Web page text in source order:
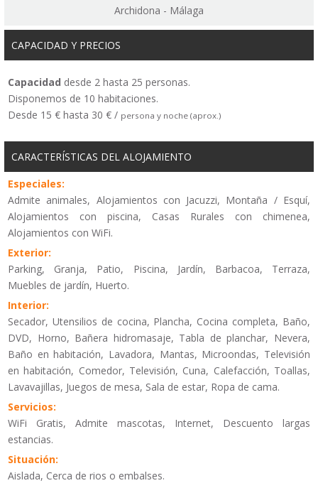
Archidona - Málaga
CAPACIDAD Y PRECIOS
Capacidad desde 2 hasta 25 personas.
Disponemos de 10 habitaciones.
Desde 15 € hasta 30 € / persona y noche (aprox.)
CARACTERÍSTICAS DEL ALOJAMIENTO
Especiales:
Admite animales, Alojamientos con Jacuzzi, Montaña / Esquí,
Alojamientos con piscina, Casas Rurales con chimenea,
Alojamientos con WiFi.
Exterior:
Parking, Granja, Patio, Piscina, Jardín, Barbacoa, Terraza,
Muebles de jardín, Huerto.
Interior:
Secador, Utensilios de cocina, Plancha, Cocina completa, Baño,
DVD, Horno, Bañera hidromasaje, Tabla de planchar, Nevera,
Baño en habitación, Lavadora, Mantas, Microondas, Televisión
en habitación, Comedor, Televisión, Cuna, Calefacción, Toallas,
Lavavajillas, Juegos de mesa, Sala de estar, Ropa de cama.
Servicios:
WiFi Gratis, Admite mascotas, Internet, Descuento largas
estancias.
Situación:
Aislada, Cerca de rios o embalses.